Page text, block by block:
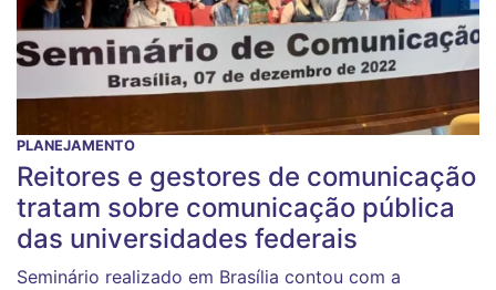
PLANEJAMENTO
Reitores e gestores de comunicação
tratam sobre comunicação pública
das universidades federais
Seminário realizado em Brasília contou com a